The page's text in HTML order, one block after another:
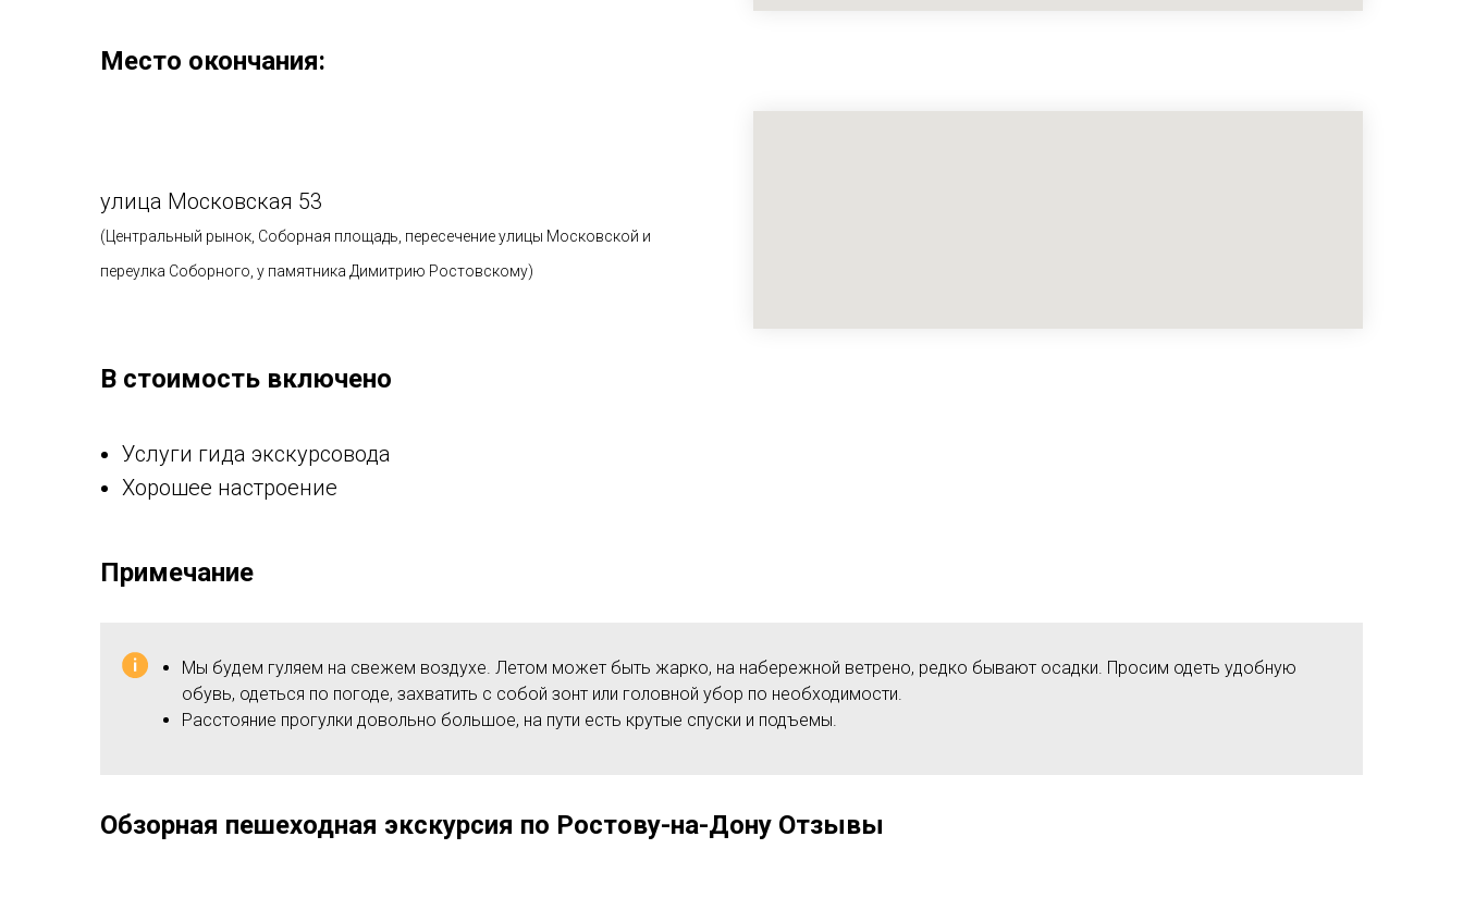
Место окончания:
улица Московская 53
(Центральный рынок, Соборная площадь, пересечение улицы Московской и
переулка Соборного, у памятника Димитрию Ростовскому)
В стоимость включено
Услуги гида экскурсовода
Хорошее настроение
Примечание
Мы будем гуляем на свежем воздухе. Летом может быть жарко, на набережной ветрено, редко бывают осадки. Просим одеть удобную
обувь, одеться по погоде, захватить с собой зонт или головной убор по необходимости.
Расстояние прогулки довольно большое, на пути есть крутые спуски и подъемы.
Обзорная пешеходная экскурсия по Ростову-на-Дону Отзывы